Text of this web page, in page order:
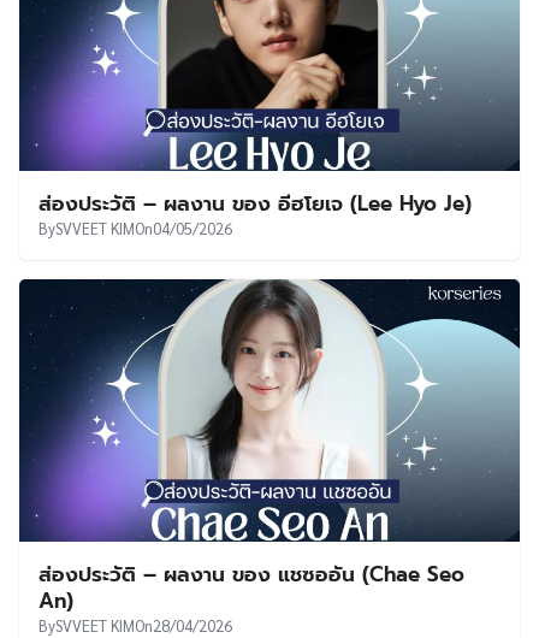
ส่องประวัติ – ผลงาน ของ อีฮโยเจ (Lee Hyo Je)
BySVVEET KIMOn04/05/2026
ส่องประวัติ – ผลงาน ของ แชซออัน (Chae Seo
An)
BySVVEET KIMOn28/04/2026